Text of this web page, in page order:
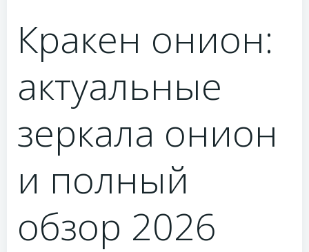
Кракен онион:
актуальные
зеркала онион
и полный
обзор 2026